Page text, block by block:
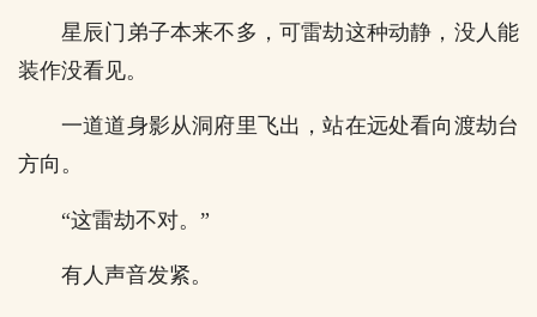
星辰门弟子本来不多，可雷劫这种动静，没人能
装作没看见。
一道道身影从洞府里飞出，站在远处看向渡劫台
方向。
“这雷劫不对。”
有人声音发紧。